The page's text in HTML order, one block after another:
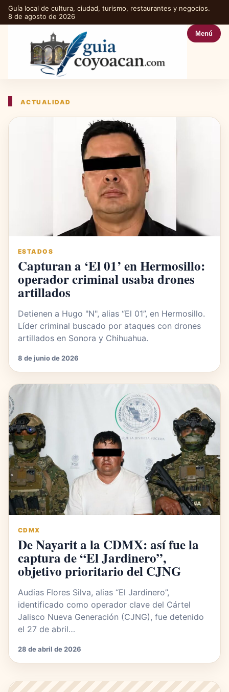
Guía local de cultura, ciudad, turismo, restaurantes y negocios.
8 de agosto de 2026
Menú
ACTUALIDAD
ESTADOS
Capturan a ‘El 01’ en Hermosillo:
operador criminal usaba drones
artillados
Detienen a Hugo "N", alias “El 01”, en Hermosillo.
Líder criminal buscado por ataques con drones
artillados en Sonora y Chihuahua.
8 de junio de 2026
CDMX
De Nayarit a la CDMX: así fue la
captura de “El Jardinero”,
objetivo prioritario del CJNG
Audias Flores Silva, alias “El Jardinero”,
identificado como operador clave del Cártel
Jalisco Nueva Generación (CJNG), fue detenido
el 27 de abril…
28 de abril de 2026